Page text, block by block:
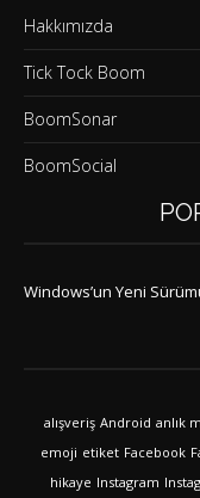
Hakkımızda
Tick Tock Boom
BoomSonar
BoomSocial
Windows’un Yeni
alışveriş Android anlık
emoji etiket Facebook
hikaye Instagram